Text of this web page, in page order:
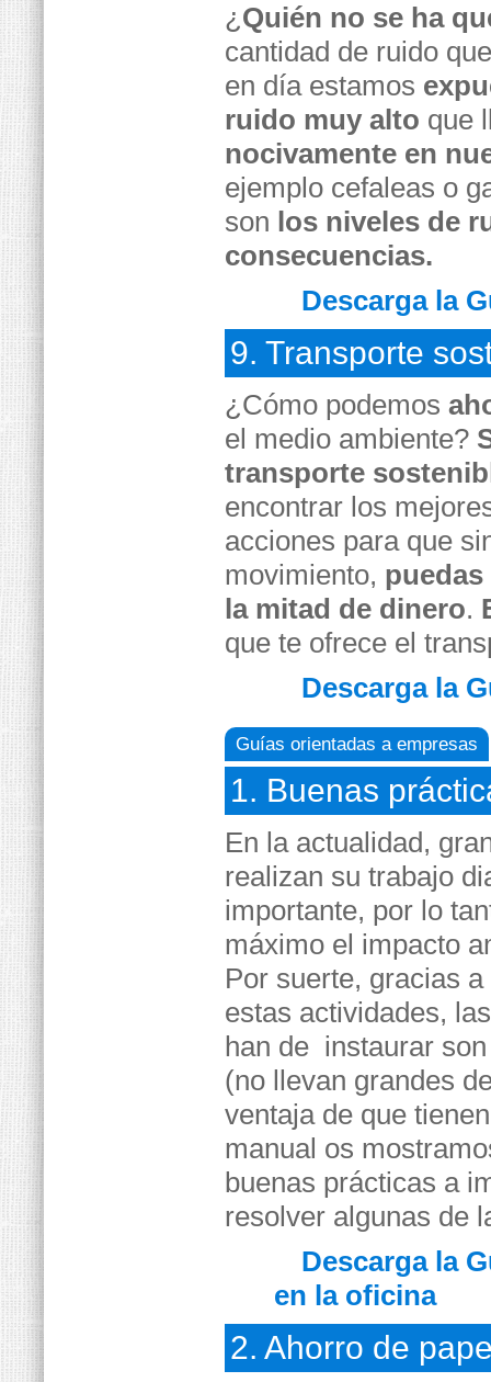
¿Quién no se ha
cantidad de ruido
en día estamos
ruido muy alto que
nocivamente en
ejemplo cefaleas o
son los niveles de
consecuencias.
Descarga la
9. Transporte
¿Cómo podemos
el medio ambiente?
transporte
encontrar los
acciones para que
movimiento,
la mitad de dinero.
que te ofrece el
Descarga la
Guías orientadas a empresas
1. Buenas
En la actualidad,
realizan su trabajo
importante, por lo
máximo el impacto
Por suerte, gracias
estas actividades,
han de instaurar
(no llevan grandes
ventaja de que
manual os
buenas prácticas a
resolver algunas de
Descarga la
en la oficina
2. Ahorro de